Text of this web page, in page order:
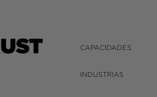
CAPACIDADES
INDUSTRIAS